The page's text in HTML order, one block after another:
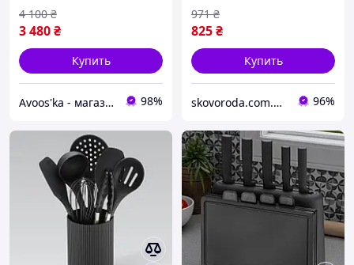
3 480₴
4 100 ₴
Купить
Avoos'ka - магазин для Вашого дому та комфорту,) 98%
825₴
971 ₴
Купить
skovoroda.com.ua – все для кухни и дома 96%